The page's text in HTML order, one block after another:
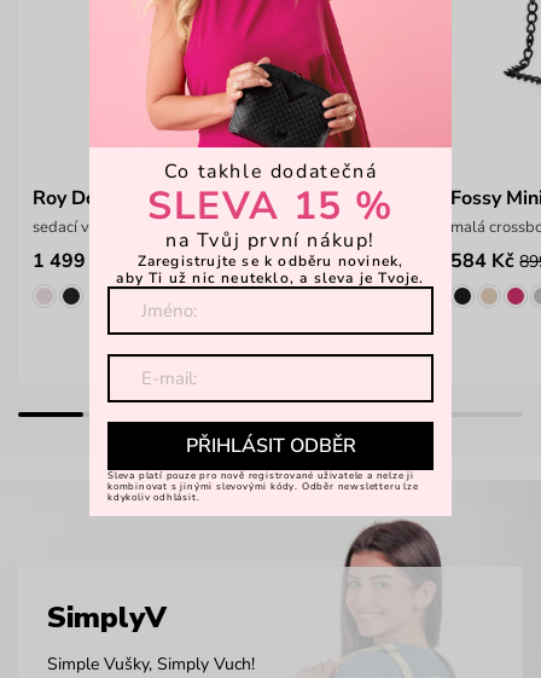
Roy Dotty Yellow
sedací vak
1 499 Kč
Fossy
malá
584 Kč
SimplyV
Simple Vušky, Simply Vuch!
Co takhle dodatečná
SLEVA 15 %
na Tvůj první nákup!
Zaregistrujte se k odběru novinek,
aby Ti už nic neuteklo, a sleva je Tvoje.
PŘIHLÁSIT ODBĚR
Sleva platí pouze pro nově registrované uživatele a nelze ji
kombinovat s jinými slevovými kódy. Odběr newsletteru lze
kdykoliv odhlásit.